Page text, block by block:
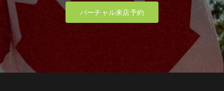
バーチャル来店予約